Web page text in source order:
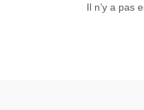
Il n’y a pas